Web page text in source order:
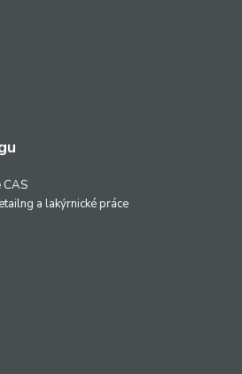
CAS
a lakýrnické práce